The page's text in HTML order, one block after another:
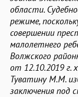
области.
режиме,
совершении
малолетнего
Волжского
от 12.10.2019 г.
Туватину М.М.
заключения под